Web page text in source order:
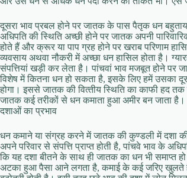
दूसरा भाव प्रबल होने पर जातक के पास पैतृक धन
अधिपति की स्थिति अच्‍छी होने पर जातक अपनी
होते हैं और क्रूर या पाप ग्रह होने पर खराब परिणाम
व्‍यवसाय अथवा नौकरी में अच्‍छा धन हासिल होता है।
संपत्तियां खड़ी कर लेता है। पांचवां भाव मजबूत होने पर
विशेष में कितना धन हो सकता है, इसके लिए हमें उसका
होगा। इससे जातक की वित्‍तीय स्थिति का काफी हद
जातक कई तरीकों से धन कमाता हुआ अमीर बन जाता है।
दशाओं का प्रभाव
धन कमाने या संग्रह करने में जातक की कुण्‍डली में दशा की
अपने परिवार से संपत्ति प्राप्‍त होती है, पांचवे भाव के
कि यह दशा बीतने के साथ ही जातक का धन भी समाप्‍त
अटका हुआ पैसा आने लगता है, कमाई के कई जरिए खुलते